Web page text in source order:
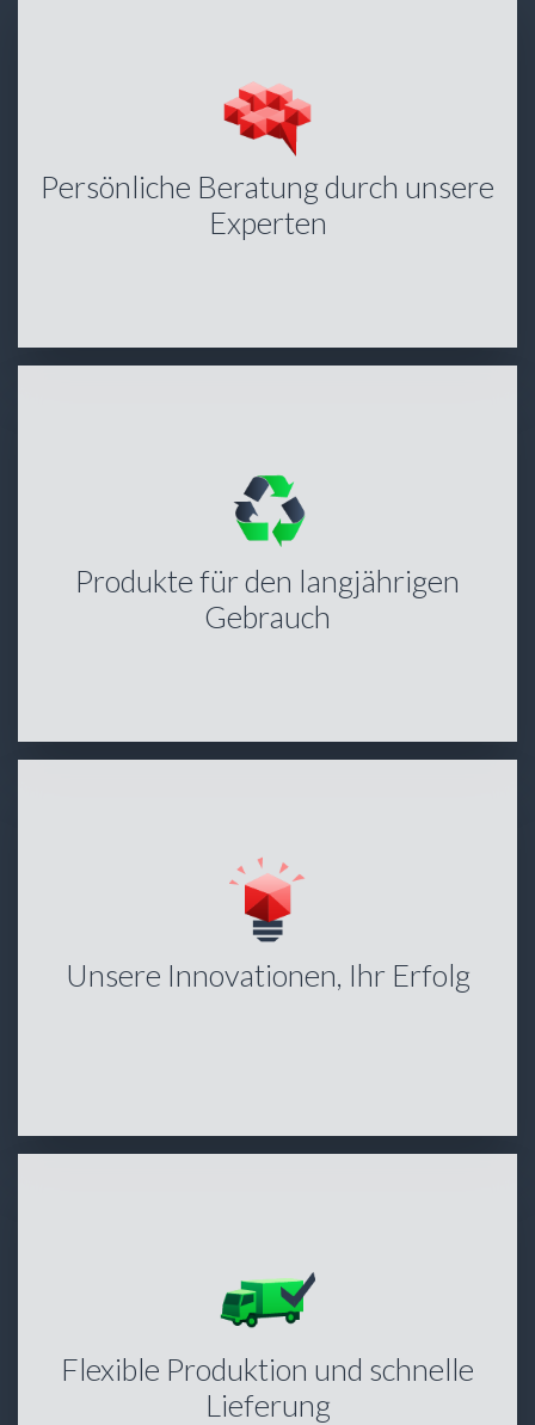
Persönliche Beratung durch unsere
Experten
Produkte für den langjährigen
Gebrauch
Unsere Innovationen, Ihr Erfolg
Flexible Produktion und schnelle
Lieferung